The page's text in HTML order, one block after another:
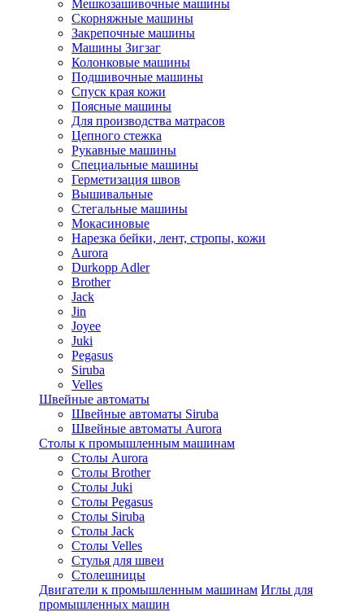
Мешкозашивочные машины
Скорняжные машины
Закрепочные машины
Машины Зигзаг
Колонковые машины
Подшивочные машины
Спуск края кожи
Поясные машины
Для производства матрасов
Цепного стежка
Рукавные машины
Специальные машины
Герметизация швов
Вышивальные
Стегальные машины
Мокасиновые
Нарезка бейки, лент, стропы, кожи
Aurora
Durkopp Adler
Brother
Jack
Jin
Joyee
Juki
Pegasus
Siruba
Velles
Швейные автоматы
Швейные автоматы Siruba
Швейные автоматы Aurora
Столы к промышленным машинам
Столы Aurora
Столы Brother
Столы Juki
Столы Pegasus
Столы Siruba
Столы Jack
Столы Velles
Стулья для швеи
Столешницы
Двигатели к промышленным машинам Иглы для
промышленных машин